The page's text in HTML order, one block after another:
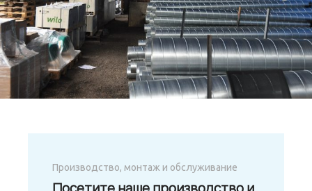
Производство, монтаж и обслуживание